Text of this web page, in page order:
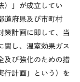
）」が成立してい
道府県及び市町村
策計画に即して、当
関し、温室効果ガス
及び強化のための措
行計画」という）を